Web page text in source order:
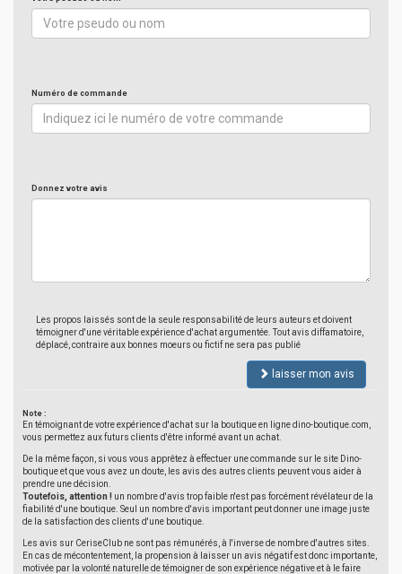
Numéro de commande
Donnez votre avis
Les propos laissés sont de la seule responsabilité de leurs auteurs et doivent
témoigner d'une véritable expérience d'achat argumentée. Tout avis diffamatoire,
déplacé, contraire aux bonnes moeurs ou fictif ne sera pas publié
laisser mon avis
Note :
En témoignant de votre expérience d'achat sur la boutique en ligne dino-boutique.com,
vous permettez aux futurs clients d'être informé avant un achat.
De la même façon, si vous vous apprêtez à effectuer une commande sur le site Dino-
boutique et que vous avez un doute, les avis des autres clients peuvent vous aider à
prendre une décision.
Toutefois, attention ! un nombre d'avis trop faible n'est pas forcément révélateur de la
fiabilité d'une boutique. Seul un nombre d'avis important peut donner une image juste
de la satisfaction des clients d'une boutique.
Les avis sur CeriseClub ne sont pas rémunérés, à l'inverse de nombre d'autres sites.
En cas de mécontentement, la propension à laisser un avis négatif est donc importante,
motivée par la volonté naturelle de témoigner de son expérience négative et à le faire